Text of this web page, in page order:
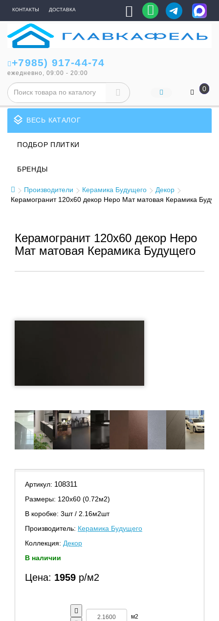
КОНТАКТЫ ДОСТАВКА
+7985) 917-44-74
ежедневно, 09:00 - 20:00
0
layers ВЕСЬ КАТАЛОГ
ПОДБОР ПЛИТКИ
БРЕНДЫ
Производители Керамика Будущего
Декор
Керамогранит 120x60 декор Неро Мат матовая Керамика
Керамогранит 120x60 декор Неро
Мат матовая Керамика Будущего
Артикул: 108311
Размеры: 120х60 (0.72м2)
В коробке: 3шт / 2.16м2шт
Производитель: Керамика Будущего
Коллекция: Декор
В наличии
Цена: 1959 р/м2
м2